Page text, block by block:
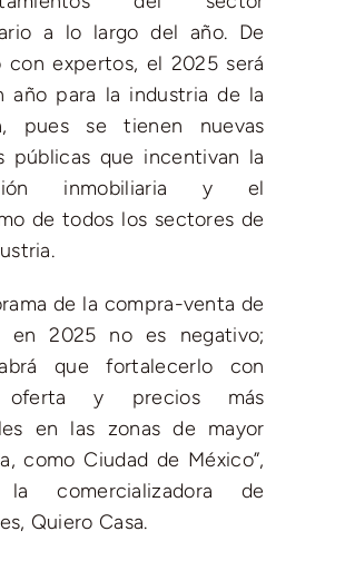
a lo largo del año. De
con expertos, el 2025 será
año para la industria de la
pues se tienen nuevas
públicas que incentivan la
inmobiliaria y el
de todos los sectores de
de la compra-venta de
en 2025 no es negativo;
que fortalecerlo con
oferta y precios más
en las zonas de mayor
como Ciudad de México”,
la comercializadora de
Quiero Casa.